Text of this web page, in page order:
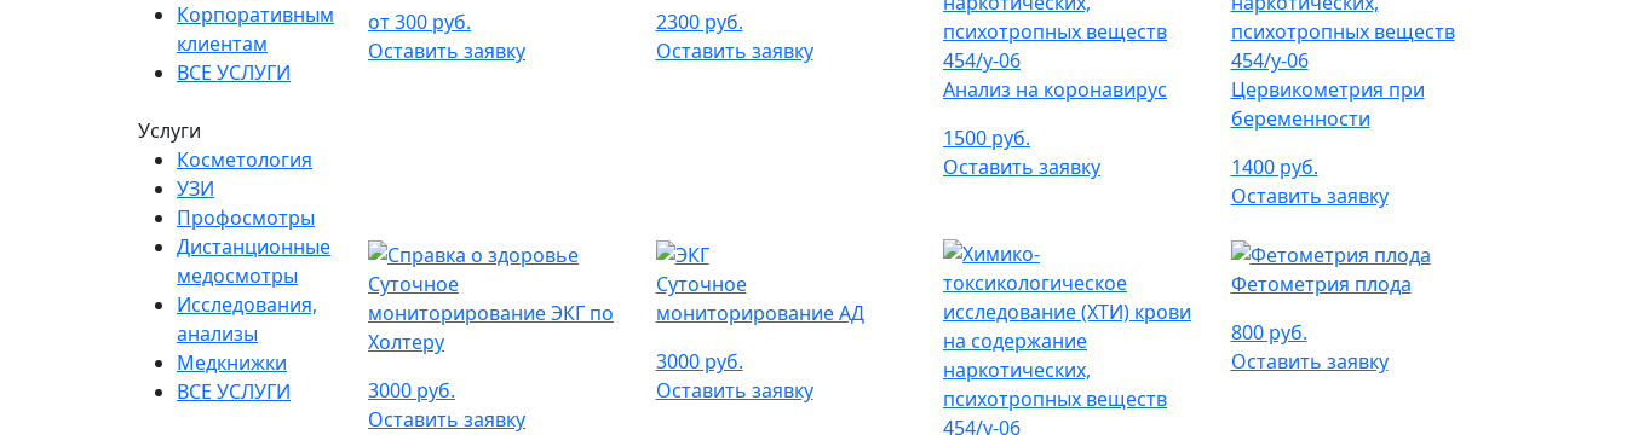
Корпоративным
клиентам
ВСЕ УСЛУГИ
Услуги
Косметология
УЗИ
Профосмотры
Дистанционные
медосмотры
Исследования,
анализы
Медкнижки
ВСЕ УСЛУГИ
от 300 руб.
Оставить заявку
2300 руб.
Оставить заявку
Анализ на коронавирус
1500 руб.
Оставить заявку
Цервикометрия при
беременности
1400 руб.
Оставить заявку
Суточное
мониторирование ЭКГ по
Холтеру
3000 руб.
Оставить заявку
Суточное
мониторирование АД
3000 руб.
Оставить заявку
Фетометрия плода
800 руб.
Оставить заявку